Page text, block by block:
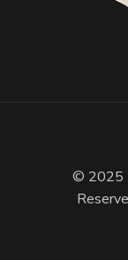
© 2025